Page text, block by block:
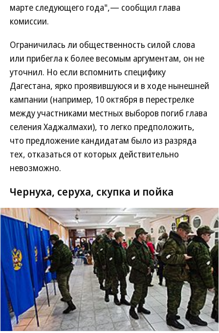
марте следующего года",— сообщил глава
комиссии.
Ограничилась ли общественность силой слова
или прибегла к более весомым аргументам, он не
уточнил. Но если вспомнить специфику
Дагестана, ярко проявившуюся и в ходе нынешней
кампании (например, 10 октября в перестрелке
между участниками местных выборов погиб глава
селения Хаджалмахи), то легко предположить,
что предложение кандидатам было из разряда
тех, отказаться от которых действительно
невозможно.
Чернуха, серуха, скупка и пойка